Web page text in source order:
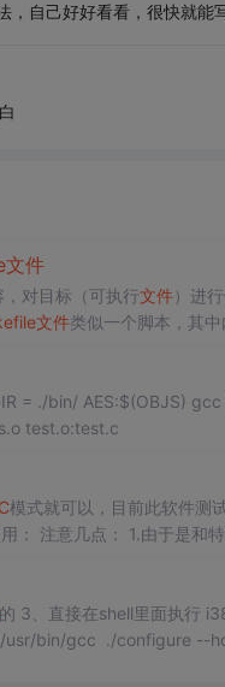
，自己好好看看，很快就能
文件
，对目标（可执行文件）进
文件类似一个脚本，其
-o $(BINDIR)AE
test.o:test.c
模式就可以，目前此软件测
： 注意几点： 1.由于是和
下是软件的PTPv2
3、直接在shell里面执行 i386: CC=/Applications/Xcode.app/Contents/Devel
usr/bin/gcc ./configure --